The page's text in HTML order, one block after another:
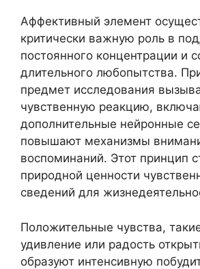
Аффективный элемент
критически важную роль в
постоянного концентрации и
длительного любопытства.
предмет исследования
чувственную реакцию,
дополнительные нейронные
повышают механизмы
воспоминаний. Этот принцип
природной ценности
сведений для
Положительные чувства,
удивление или радость
образуют интенсивную